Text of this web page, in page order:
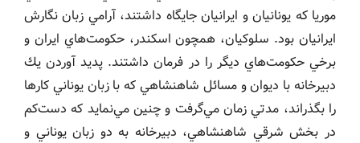
موريا كه يونانيان و ايرانيان جايگاه داشتند، آرامي زبان نگارش
ايرانيان بود. سلوكيان، همچون اسكندر، حكومت‌هاي ايران و
برخي حكومت‌هاي ديگر را در فرمان داشتند. پديد آوردن يك
دبيرخانه با ديوان و مسائل شاهنشاهي كه با زبان يوناني كارها
را بگذراند، مدتي زمان مي‌گرفت و چنين مي‌نمايد كه دست‌كم
در بخش شرقي شاهنشاهي، دبيرخانه به دو زبان يوناني و